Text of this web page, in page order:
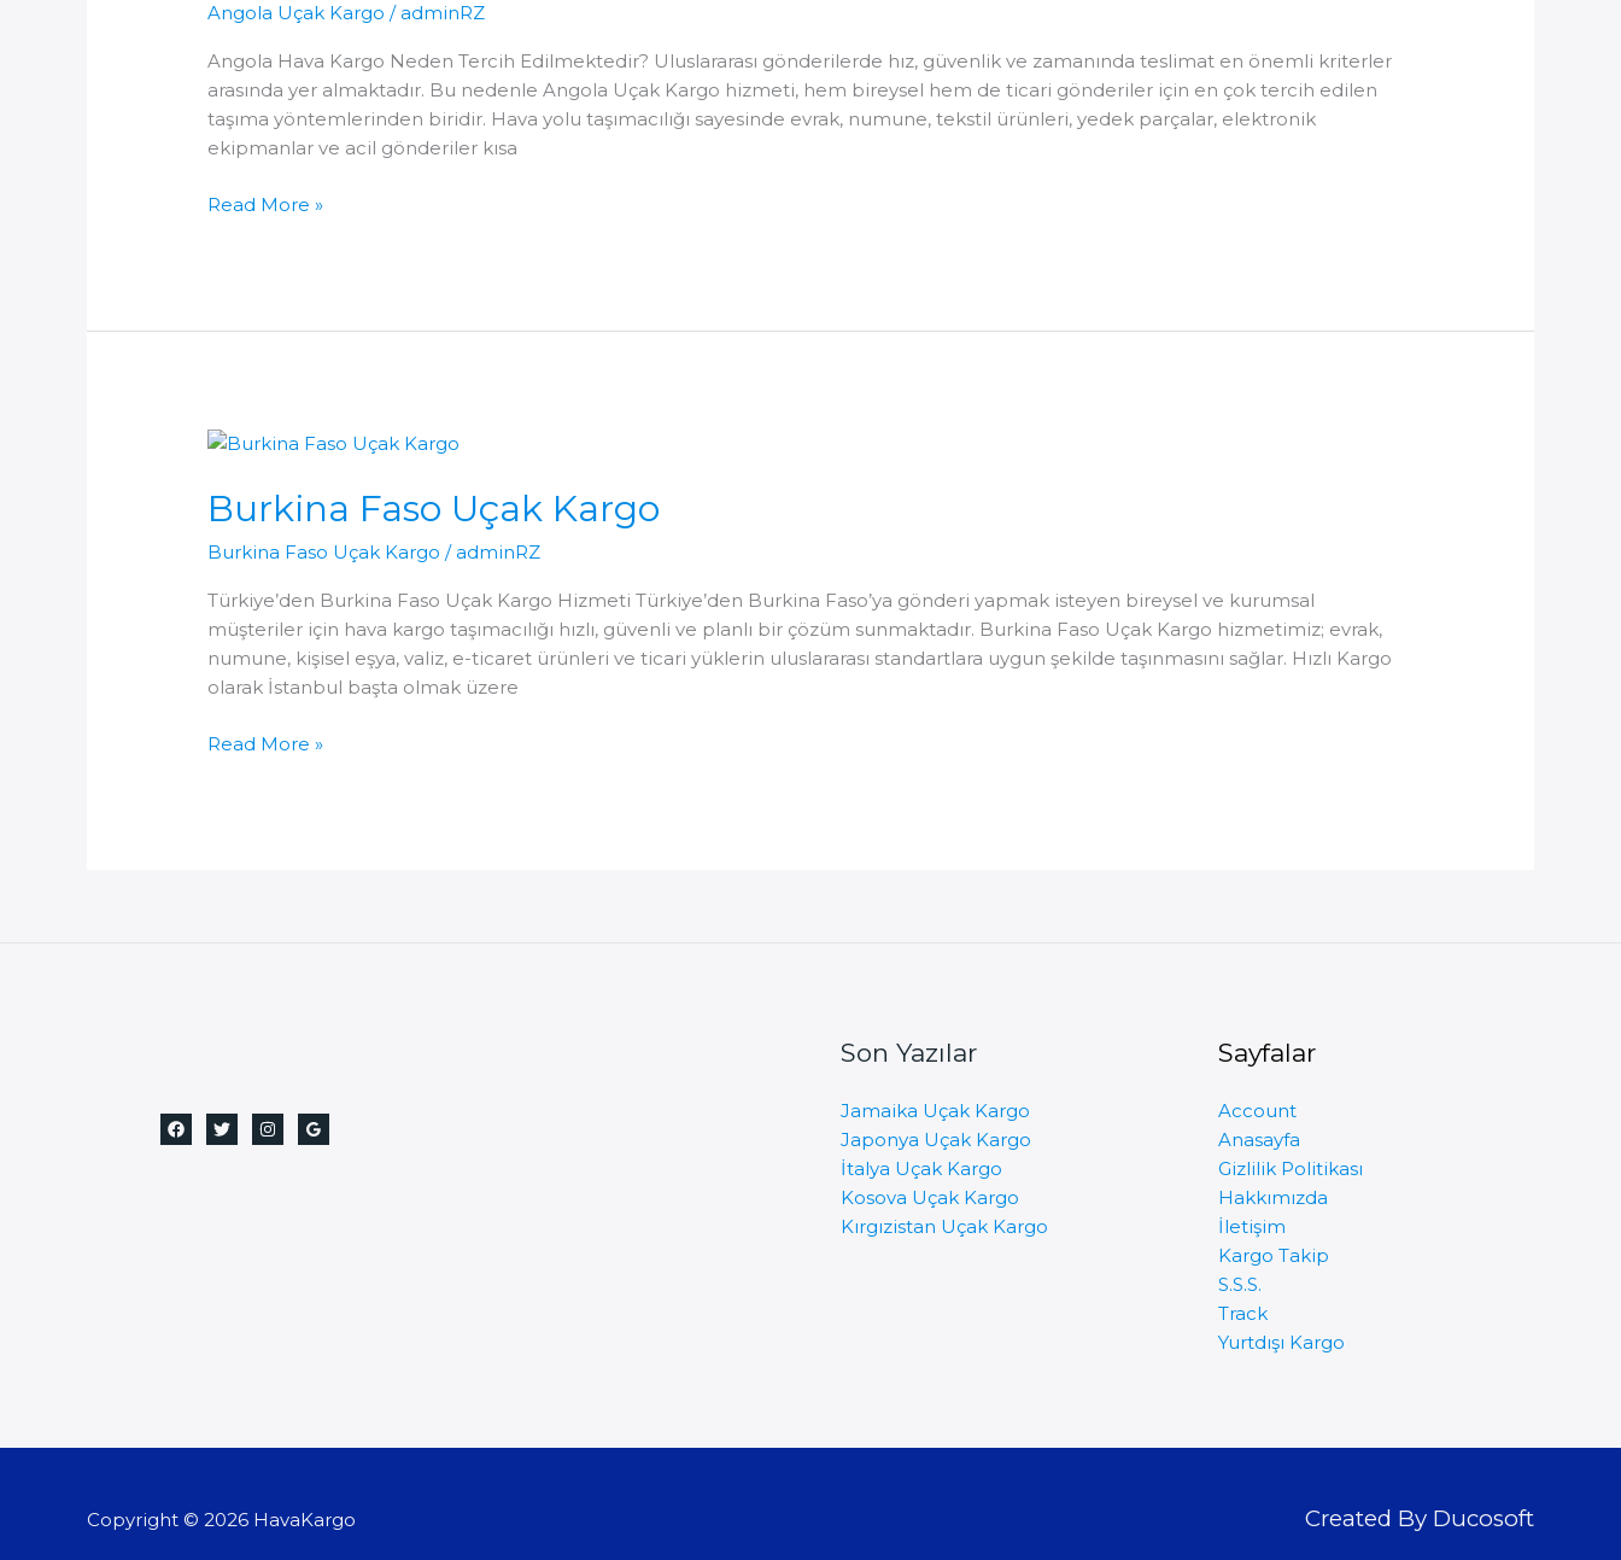
Angola Uçak Kargo /adminRZ
Angola Hava Kargo Neden Tercih Edilmektedir? Uluslararası gönderilerde hız, güvenlik ve zamanında teslimat en önemli kriterler
arasında yer almaktadır. Bu nedenle Angola Uçak Kargo hizmeti, hem bireysel hem de ticari gönderiler için en çok tercih edilen
taşıma yöntemlerinden biridir. Hava yolu taşımacılığı sayesinde evrak, numune, tekstil ürünleri, yedek parçalar, elektronik
ekipmanlar ve acil gönderiler kısa
Angola
Read More »
Burkina Faso Uçak Kargo
Burkina Faso Uçak Kargo /adminRZ
Türkiye’den Burkina Faso Uçak Kargo Hizmeti Türkiye’den Burkina Faso’ya gönderi yapmak isteyen bireysel ve kurumsal
müşteriler için hava kargo taşımacılığı hızlı, güvenli ve planlı bir çözüm sunmaktadır. Burkina Faso Uçak Kargo hizmetimiz; evrak,
numune, kişisel eşya, valiz, e-ticaret ürünleri ve ticari yüklerin uluslararası standartlara uygun şekilde taşınmasını sağlar. Hızlı Kargo
olarak İstanbul başta olmak üzere
Burkina
Read More »
Son Yazılar
Jamaika Uçak Kargo
Japonya Uçak Kargo
İtalya Uçak Kargo
Kosova Uçak Kargo
Kırgızistan Uçak Kargo
Sayfalar
Account
Anasayfa
Gizlilik Politikası
Hakkımızda
İletişim
Kargo Takip
S.S.S.
Track
Yurtdışı Kargo
Copyright © 2026 HavaKargo Created By Ducosoft